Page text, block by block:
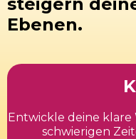
Ebenen.
Entwickle deine
schwierigen